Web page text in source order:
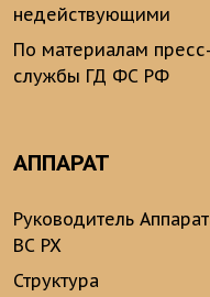
недействующими
По материалам пресс-
службы ГД ФС РФ
АППАРАТ
Руководитель
ВС РХ
Структура